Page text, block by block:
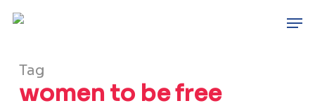
content
Tag
women to be free